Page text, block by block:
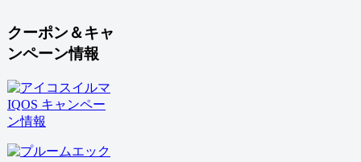
クーポン＆キャ
ンペーン情報
IQOS キャンペー
ン情報